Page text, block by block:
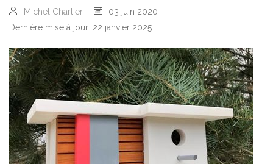
Michel Charlier
03 juin 2020
Dernière mise à jour: 22 janvier 2025